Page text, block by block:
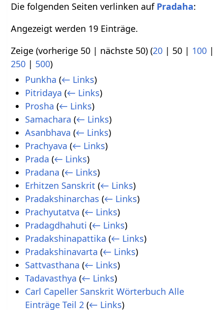
Die folgenden Seiten verlinken auf Pradaha:
Angezeigt werden 19 Einträge.
Zeige (vorherige 50 | nächste 50) (20 | 50 | 100 |
250 | 500)
Punkha (← Links)
Pitridaya (← Links)
Prosha (← Links)
Samachara (← Links)
Asanbhava (← Links)
Prachyava (← Links)
Prada (← Links)
Pradana (← Links)
Erhitzen Sanskrit (← Links)
Pradakshinarchas (← Links)
Prachyutatva (← Links)
Pradagdhahuti (← Links)
Pradakshinapattika (← Links)
Pradakshinavarta (← Links)
Sattvasthana (← Links)
Tadavasthya (← Links)
Carl Capeller Sanskrit Wörterbuch Alle
Einträge Teil 2 (← Links)